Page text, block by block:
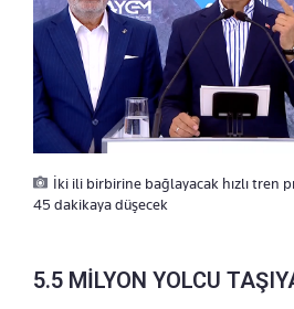
İki ili birbirine bağlayacak hızlı tren
45 dakikaya düşecek
5.5 MİLYON YOLCU